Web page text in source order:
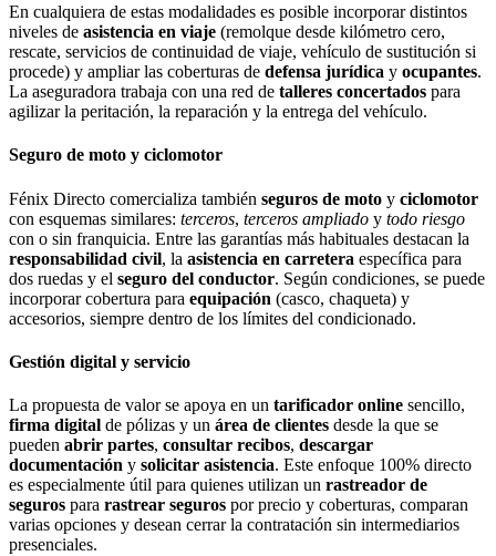
En cualquiera de estas modalidades es posible incorporar distintos
niveles de asistencia en viaje (remolque desde kilómetro cero,
rescate, servicios de continuidad de viaje, vehículo de sustitución si
procede) y ampliar las coberturas de defensa jurídica y ocupantes.
La aseguradora trabaja con una red de talleres concertados para
agilizar la peritación, la reparación y la entrega del vehículo.
Seguro de moto y ciclomotor
Fénix Directo comercializa también seguros de moto y ciclomotor
con esquemas similares: terceros, terceros ampliado y todo riesgo
con o sin franquicia. Entre las garantías más habituales destacan la
responsabilidad civil, la asistencia en carretera específica para
dos ruedas y el seguro del conductor. Según condiciones, se puede
incorporar cobertura para equipación (casco, chaqueta) y
accesorios, siempre dentro de los límites del condicionado.
Gestión digital y servicio
La propuesta de valor se apoya en un tarificador online sencillo,
firma digital de pólizas y un área de clientes desde la que se
pueden abrir partes, consultar recibos, descargar
documentación y solicitar asistencia. Este enfoque 100% directo
es especialmente útil para quienes utilizan un rastreador de
seguros para rastrear seguros por precio y coberturas, comparan
varias opciones y desean cerrar la contratación sin intermediarios
presenciales.